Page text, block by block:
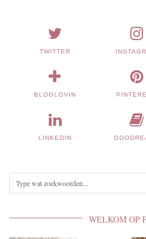
TWITTER
BLOGLOVIN
LINKEDIN
WELKOM OP